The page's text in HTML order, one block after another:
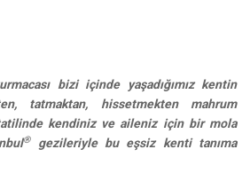
bizi içinde yaşadığımız kentin
tatmaktan, hissetmekten mahrum
kendiniz ve aileniz için bir mola
®
gezileriyle bu eşsiz kenti tanıma